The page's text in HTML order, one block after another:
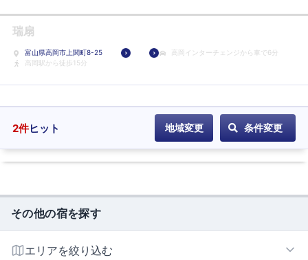
瑞扇
富山県高岡市上関町8-25
高岡インターチェンジから車で6分
高岡駅から徒歩15分
2件ヒット 地域変更 条件変更
その他の宿を探す
エリアを絞り込む